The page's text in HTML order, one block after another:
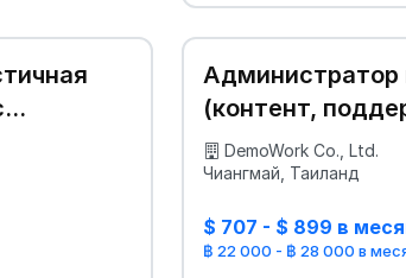
Администратор
(контент,
контракт
DemoWork Co., Ltd.
Чиангмай, Таиланд
$ 707 - $ 899 в
฿ 22 000 - ฿ 28 000 в